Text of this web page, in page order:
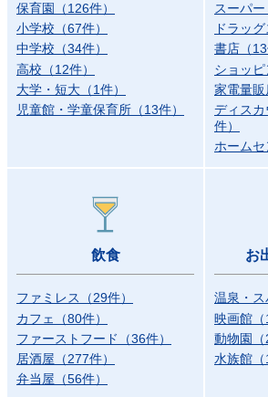
保育園
（126件）
小学校 （67件）
中学校 （34件）
高校 （12件）
大学・短大 （1件）
児童館・学童保育所 （13件）
スーパー
ドラッ
書店 （13
ショッ
家電量販
ディス
件）
ホーム
飲食
ファミレス （29件）
カフェ
（80件）
ファーストフード
（36件）
居酒屋 （277件）
弁当屋 （56件）
お
温泉・ス
映画館 （
動物園
（
水族館 （